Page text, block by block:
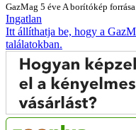
GazMag 5 éve A borítókép
Ingatlan
Itt állíthatja be, hogy a
találatokban.